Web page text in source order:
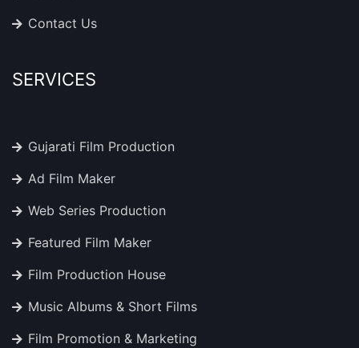
Contact Us
SERVICES
Gujarati Film Production
Ad Film Maker
Web Series Production
Featured Film Maker
Film Production House
Music Albums & Short Films
Film Promotion & Marketing